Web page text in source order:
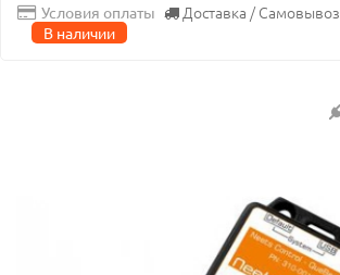
Условия оплаты Доставка / Самовывоз
В наличии